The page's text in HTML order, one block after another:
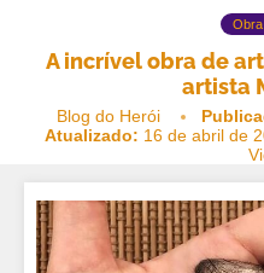
A incrível obra de
artista
Blog do Herói
Atualizado: 16 de abril de